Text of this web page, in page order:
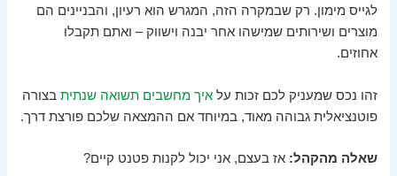
לגייס מימון. רק שבמקרה הזה, המגרש הוא רעיון, והבניינים הם
מוצרים ושירותים שמישהו אחר יבנה וישווק – ואתם תקבלו
אחוזים.
זהו נכס שמעניק לכם זכות עלאיך מחשבים תשואה שנתית בצורה
פוטנציאלית גבוהה מאוד, במיוחד אם ההמצאה שלכם פורצת דרך.
שאלה מהקהל: אז בעצם, אני יכול לקנות פטנט קיים?